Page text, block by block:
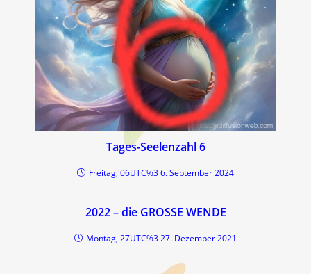
Tages-Seelenzahl 6
Freitag, 06UTC%3 6. September 2024
2022 – die GROSSE WENDE
Montag, 27UTC%3 27. Dezember 2021